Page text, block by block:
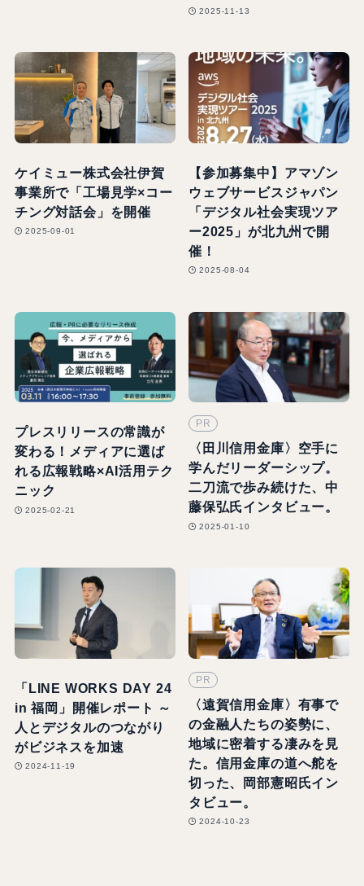
2025-11-13
ケイミュー株式会社伊賀
事業所で「工場見学×コー
チング対話会」を開催
2025-09-01
【参加募集中】アマゾン
ウェブサービスジャパン
「デジタル社会実現ツア
ー2025」が北九州で開
催！
2025-08-04
プレスリリースの常識が
変わる！メディアに選ば
れる広報戦略×AI活用テク
ニック
2025-02-21
PR
〈田川信用金庫〉空手に
学んだリーダーシップ。
二刀流で歩み続けた、中
藤保弘氏インタビュー。
2025-01-10
「LINE WORKS DAY 24
in 福岡」開催レポート ～
人とデジタルのつながり
がビジネスを加速
2024-11-19
PR
〈遠賀信用金庫〉有事で
の金融人たちの姿勢に、
地域に密着する凄みを見
た。信用金庫の道へ舵を
切った、岡部憲昭氏イン
タビュー。
2024-10-23